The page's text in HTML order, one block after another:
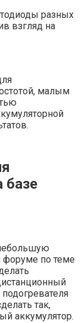
разных
взгляд на
малым
базе
форуме по теме
так,
аккумулятор.